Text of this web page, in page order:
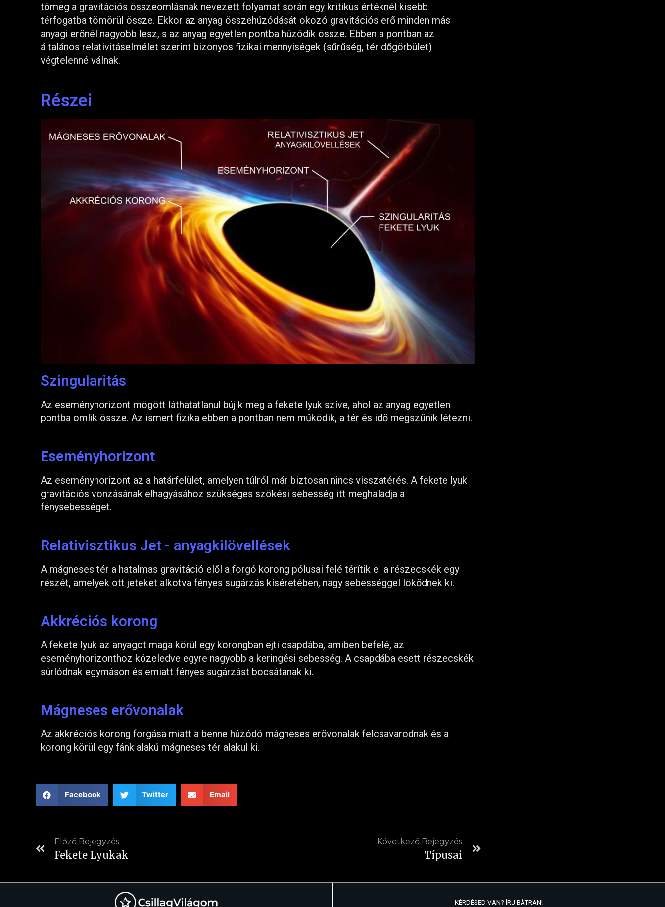
tömeg a gravitációs összeomlásnak nevezett folyamat során egy kritikus értéknél kisebb
térfogatba tömörül össze. Ekkor az anyag összehúzódását okozó gravitációs erő minden más
anyagi erőnél nagyobb lesz, s az anyag egyetlen pontba húzódik össze. Ebben a pontban az
általános relativitáselmélet szerint bizonyos fizikai mennyiségek (sűrűség, téridőgörbület)
végtelenné válnak.
Részei
Szingularitás
Az eseményhorizont mögött láthatatlanul bújik meg a fekete lyuk szíve, ahol az anyag egyetlen
pontba omlik össze. Az ismert fizika ebben a pontban nem működik, a tér és idő megszűnik létezni.
Eseményhorizont
Az eseményhorizont az a határfelület, amelyen túlról már biztosan nincs visszatérés. A fekete lyuk
gravitációs vonzásának elhagyásához szükséges szökési sebesség itt meghaladja a
fénysebességet.
Relativisztikus Jet - anyagkilövellések
A mágneses tér a hatalmas gravitáció elől a forgó korong pólusai felé térítik el a részecskék egy
részét, amelyek ott jeteket alkotva fényes sugárzás kíséretében, nagy sebességgel lökődnek ki.
Akkréciós korong
A fekete lyuk az anyagot maga körül egy korongban ejti csapdába, amiben befelé, az
eseményhorizonthoz közeledve egyre nagyobb a keringési sebesség. A csapdába esett részecskék
súrlódnak egymáson és emiatt fényes sugárzást bocsátanak ki.
Mágneses erővonalak
Az akkréciós korong forgása miatt a benne húzódó mágneses erővonalak felcsavarodnak és a
korong körül egy fánk alakú mágneses tér alakul ki.
Facebook Twitter Email
Előző Bejegyzés
Fekete Lyukak
Következő Bejegyzés
Típusai
KÉRDÉSED VAN? ÍRJ BÁTRAN!